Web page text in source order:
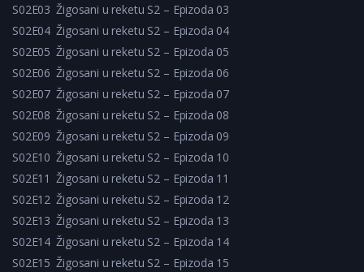
S02E03 Žigosani u reketu S2 – Epizoda 03
S02E04 Žigosani u reketu S2 – Epizoda 04
S02E05 Žigosani u reketu S2 – Epizoda 05
S02E06 Žigosani u reketu S2 – Epizoda 06
S02E07 Žigosani u reketu S2 – Epizoda 07
S02E08 Žigosani u reketu S2 – Epizoda 08
S02E09 Žigosani u reketu S2 – Epizoda 09
S02E10 Žigosani u reketu S2 – Epizoda 10
S02E11 Žigosani u reketu S2 – Epizoda 11
S02E12 Žigosani u reketu S2 – Epizoda 12
S02E13 Žigosani u reketu S2 – Epizoda 13
S02E14 Žigosani u reketu S2 – Epizoda 14
S02E15 Žigosani u reketu S2 – Epizoda 15